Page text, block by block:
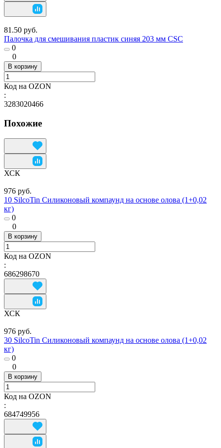
81.50 руб.
Палочка для смешивания пластик синяя 203 мм CSC
0
0
В корзину
Код на OZON
:
3283020466
Похожие
ХСК
976 руб.
10 SilcoTin Силиконовый компаунд на основе олова (1+0,02
кг)
0
0
В корзину
Код на OZON
:
686298670
ХСК
976 руб.
30 SilcoTin Силиконовый компаунд на основе олова (1+0,02
кг)
0
0
В корзину
Код на OZON
:
684749956